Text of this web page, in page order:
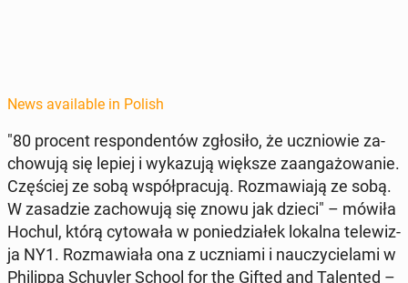
News available in Polish
"80 procent re­spon­den­tów zgłosiło, że uczniowie za­
chowu­ją się lepiej i wykazu­ją większe zaan­gażowanie.
Częś­ciej ze sobą współpracu­ją. Roz­maw­ia­ją ze sobą.
W za­sadzie za­chowu­ją się znowu jak dzieci" – mówiła
Hochul, którą cy­towała w poniedzi­ałek lokalna telewiz­
ja NY1. Roz­maw­iała ona z ucz­ni­a­mi i nauczy­ciela­mi w
Philip­pa Schuyler School for the Gifted and Tal­ent­ed –